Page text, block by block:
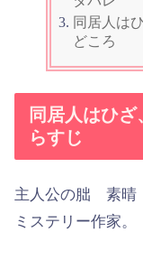
同居人は
どころ
同居人はひ
らすじ
主人公の朏 素晴
ミステリー作家。